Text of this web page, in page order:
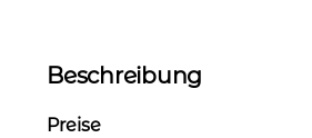
Beschreibung
Preise